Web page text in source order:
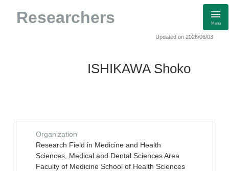
Researchers Menu
Updated on 2026/06/03
ISHIKAWA Shoko
Organization
Research Field in Medicine and Health
Sciences, Medical and Dental Sciences Area
Faculty of Medicine School of Health Sciences